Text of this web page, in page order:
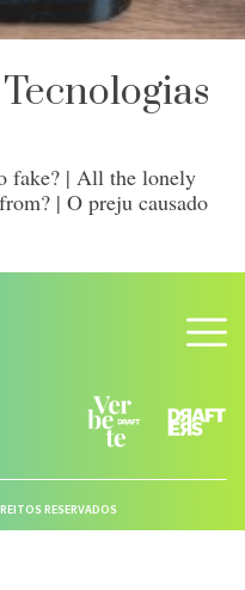
fake? | All the lonely
| O preju causado
RESERVADOS